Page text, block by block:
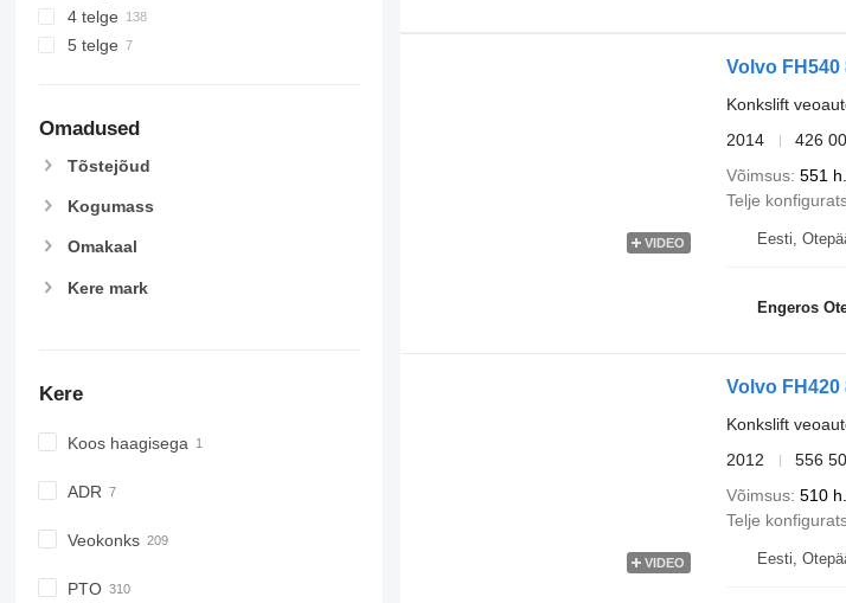
4 telge
5 telge
Omadused
Tõstejõud
Kogumass
Omakaal
Kere mark
Kere
Koos haagisega
ADR
Veokonks
PTO
VIDEO
Volvo FH540
Konkslift
2014
426
Võimsus 551
Telje
Eesti,
Engeros
VIDEO
Volvo FH420
Konkslift
2012
556
Võimsus 510
Telje
Eesti,